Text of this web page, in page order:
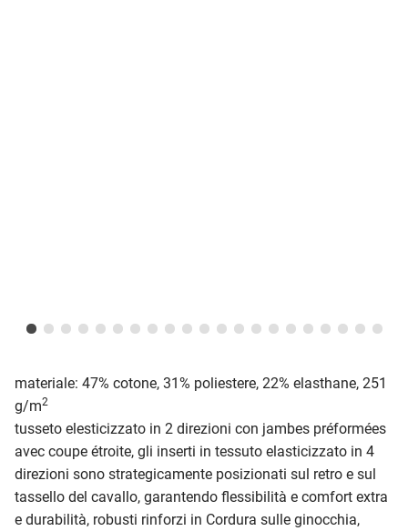
materiale: 47% cotone, 31% poliestere, 22% elasthane, 251
g/m2
tusseto elesticizzato in 2 direzioni con jambes préformées
avec coupe étroite, gli inserti in tessuto elasticizzato in 4
direzioni sono strategicamente posizionati sul retro e sul
tassello del cavallo, garantendo flessibilità e comfort extra
e durabilità, robusti rinforzi in Cordura sulle ginocchia,